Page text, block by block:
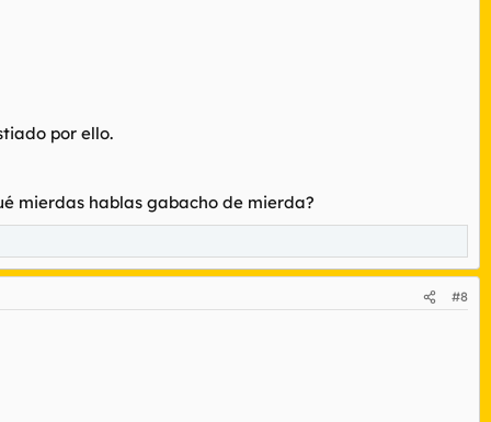
por ello.
mierdas hablas gabacho de mierda?
#8